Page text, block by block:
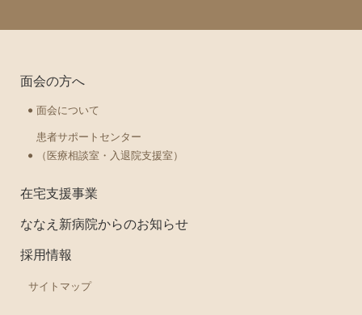
面会の方へ
面会について
患者サポートセンター
（医療相談室・入退院支援室）
在宅支援事業
ななえ新病院からのお知らせ
採用情報
サイトマップ